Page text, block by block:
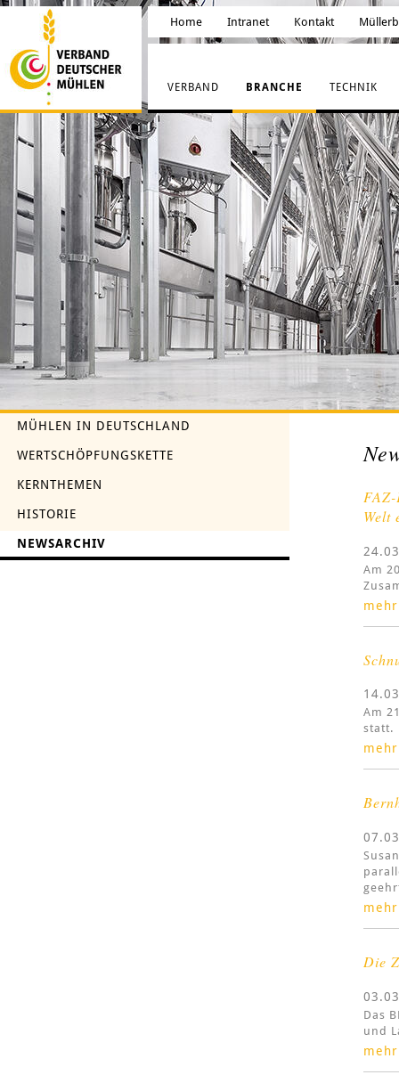
Home Intranet Kontakt
VERBAND BRANCHE TECHNIK
MÜHLEN IN DEUTSCHLAND
WERTSCHÖPFUNGSKETTE
KERNTHEMEN
HISTORIE
NEWSARCHIV
Welt
Am
mehr
Am
statt.
mehr
mehr
Die
Das
und
mehr